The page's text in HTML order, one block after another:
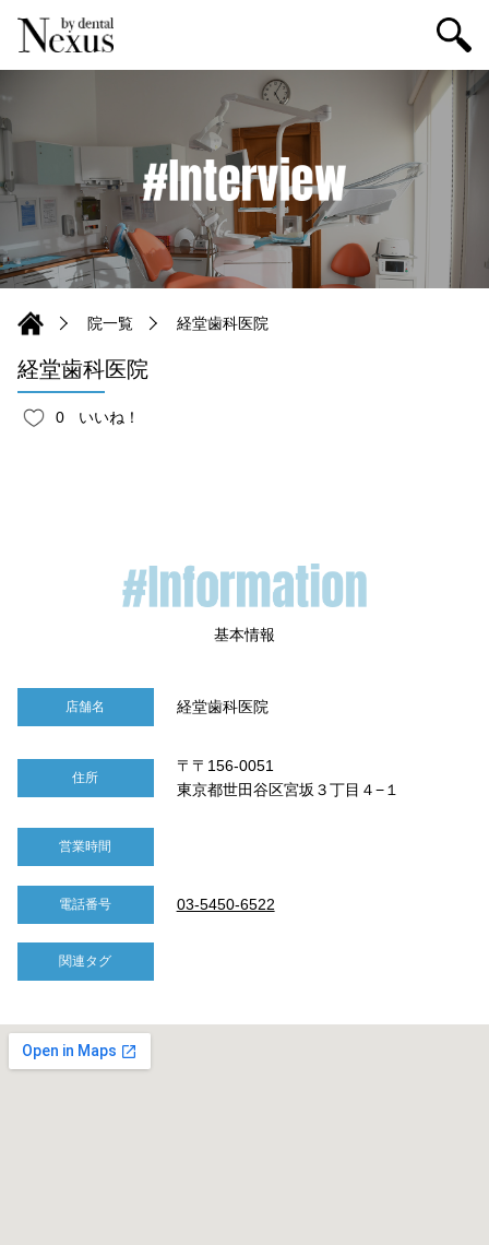
院一覧 経堂歯科医院
経堂歯科医院
0 いいね！
店舗名 経堂歯科医院
住所
〒〒156-0051
東京都世田谷区宮坂３丁目４−１
営業時間
電話番号 03-5450-6522
関連タグ